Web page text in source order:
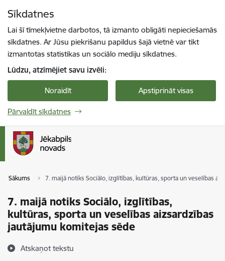
Sīkdatnes
Lai šī tīmekļvietne darbotos, tā izmanto obligāti nepieciešamās
sīkdatnes. Ar Jūsu piekrišanu papildus šajā vietnē var tikt
izmantotas statistikas un sociālo mediju sīkdatnes.
Lūdzu, atzīmējiet savu izvēli:
Noraidīt Apstiprināt visas
Pārvaldīt sīkdatnes
Sākums 7. maijā notiks Sociālo, izglītības, kultūras, sporta un veselības
7. maijā notiks Sociālo, izglītības,
kultūras, sporta un veselības aizsardzības
jautājumu komitejas sēde
Atskaņot tekstu